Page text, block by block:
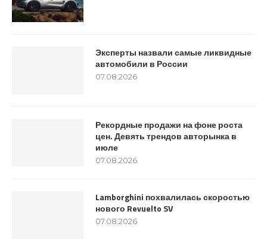
Эксперты назвали самые ликвидные
автомобили в России
07.08.2026
Рекордные продажи на фоне роста
цен. Девять трендов авторынка в
июле
07.08.2026
Lamborghini похвалилась скоростью
нового Revuelto SV
07.08.2026